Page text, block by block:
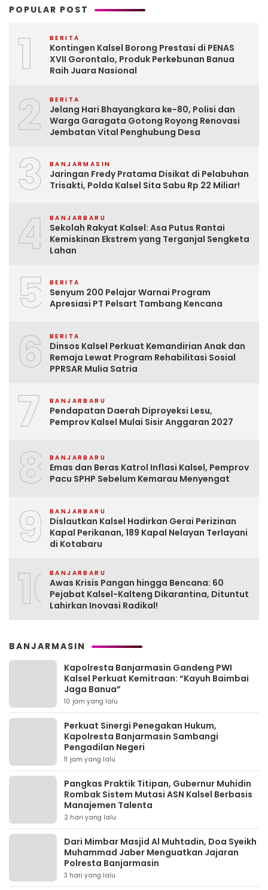
POPULAR POST
1 BERITA
Kontingen Kalsel Borong Prestasi di PENAS
XVII Gorontalo, Produk Perkebunan Banua
Raih Juara Nasional
2 BERITA
Jelang Hari Bhayangkara ke-80, Polisi dan
Warga Garagata Gotong Royong Renovasi
Jembatan Vital Penghubung Desa
3 BANJARMASIN
Jaringan Fredy Pratama Disikat di Pelabuhan
Trisakti, Polda Kalsel Sita Sabu Rp 22 Miliar!
4 BANJARBARU
Sekolah Rakyat Kalsel: Asa Putus Rantai
Kemiskinan Ekstrem yang Terganjal Sengketa
Lahan
5 BERITA
Senyum 200 Pelajar Warnai Program
Apresiasi PT Pelsart Tambang Kencana
6 BERITA
Dinsos Kalsel Perkuat Kemandirian Anak dan
Remaja Lewat Program Rehabilitasi Sosial
PPRSAR Mulia Satria
7 BANJARBARU
Pendapatan Daerah Diproyeksi Lesu,
Pemprov Kalsel Mulai Sisir Anggaran 2027
8 BANJARBARU
Emas dan Beras Katrol Inflasi Kalsel, Pemprov
Pacu SPHP Sebelum Kemarau Menyengat
9 BANJARBARU
Dislautkan Kalsel Hadirkan Gerai Perizinan
Kapal Perikanan, 189 Kapal Nelayan Terlayani
di Kotabaru
10BANJARBARU
Awas Krisis Pangan hingga Bencana: 60
Pejabat Kalsel-Kalteng Dikarantina, Dituntut
Lahirkan Inovasi Radikal!
BANJARMASIN
Kapolresta Banjarmasin Gandeng PWI
Kalsel Perkuat Kemitraan: “Kayuh Baimbai
Jaga Banua”
10 jam yang lalu
Perkuat Sinergi Penegakan Hukum,
Kapolresta Banjarmasin Sambangi
Pengadilan Negeri
11 jam yang lalu
Pangkas Praktik Titipan, Gubernur Muhidin
Rombak Sistem Mutasi ASN Kalsel Berbasis
Manajemen Talenta
2 hari yang lalu
Dari Mimbar Masjid Al Muhtadin, Doa Syeikh
Muhammad Jaber Menguatkan Jajaran
Polresta Banjarmasin
3 hari yang lalu